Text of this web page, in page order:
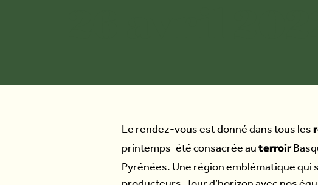
Le rendez-vous est donné dans tous les
printemps-été consacrée au terroir
Pyrénées. Une région emblématique qui